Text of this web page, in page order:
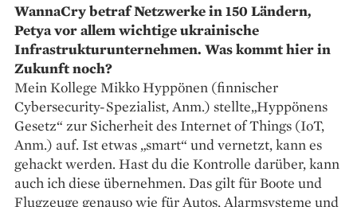
WannaCry betraf Netzwerke in 150 Ländern,
Petya vor allem wichtige ukrainische
Infrastrukturunternehmen. Was kommt hier in
Zukunft noch?
Mein Kollege Mikko Hyppönen (finnischer
Cybersecurity-Spezialist, Anm.) stellte„Hyppönens
Gesetz“ zur Sicherheit des Internet of Things (IoT,
Anm.) auf. Ist etwas „smart“ und vernetzt, kann es
gehackt werden. Hast du die Kontrolle darüber, kann
auch ich diese übernehmen. Das gilt für Boote und
Flugzeuge genauso wie für Autos, Alarmsysteme und